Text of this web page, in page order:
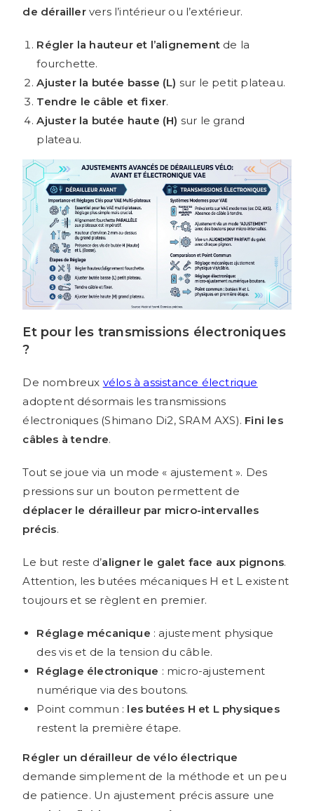
de déraillervers l’intérieur ou l’extérieur.
Régler la hauteur et l’alignement de la
fourchette.
Ajuster la butée basse (L) sur le petit plateau.
Tendre le câble et fixer.
Ajuster la butée haute (H) sur le grand
plateau.
Et pour les transmissions électroniques
?
De nombreux vélos à assistance électrique
adoptent désormais les transmissions
électroniques (Shimano Di2, SRAM AXS). Fini les
câbles à tendre.
Tout se joue via un mode « ajustement ». Des
pressions sur un bouton permettent de
déplacer le dérailleur par micro-intervalles
précis.
Le but reste d’aligner le galet face aux pignons.
Attention, les butées mécaniques H et L existent
toujours et se règlent en premier.
Réglage mécanique : ajustement physique
des vis et de la tension du câble.
Réglage électronique : micro-ajustement
numérique via des boutons.
Point commun : les butées H et L physiques
restent la première étape.
Régler un dérailleur de vélo électrique
demande simplement de la méthode et un peu
de patience. Un ajustement précis assure une